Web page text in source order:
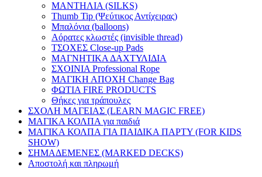
ΜΑΝΤΗΛΙΑ (SILKS)
Thumb Tip (Ψεύτικος Αντίχειρας)
Μπαλόνια (balloons)
Αόρατες κλωστές (invisible thread)
ΤΣΟΧΕΣ Close-up Pads
ΜΑΓΝΗΤΙΚΑ ΔΑΧΤΥΛΙΔΙΑ
ΣΧΟΙΝΙΑ Professional Rope
ΜΑΓΙΚΗ ΑΠΟΧΗ Change Bag
ΦΩΤΙΑ FIRE PRODUCTS
Θήκες για τράπουλες
ΣΧΟΛΗ ΜΑΓΕΙΑΣ (LEARN MAGIC FREE)
ΜΑΓΙΚΑ ΚΟΛΠΑ για παιδιά
ΜΑΓΙΚΑ ΚΟΛΠΑ ΓΙΑ ΠΑΙΔΙΚΑ ΠΑΡΤΥ (FOR KIDS
SHOW)
ΣΗΜΑΔΕΜΕΝΕΣ (MARKED DECKS)
Αποστολή και πληρωμή